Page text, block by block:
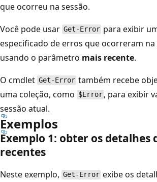
que ocorreu na sessão.
Você pode usar Get-Error para exibir
especificado de erros que ocorreram na
usando o parâmetro mais recente.
O cmdlet Get-Error também recebe
uma coleção, como $Error , para exibir
sessão atual.
Exemplos
Exemplo 1: obter os detalhes
recentes
Neste exemplo, Get-Error exibe os